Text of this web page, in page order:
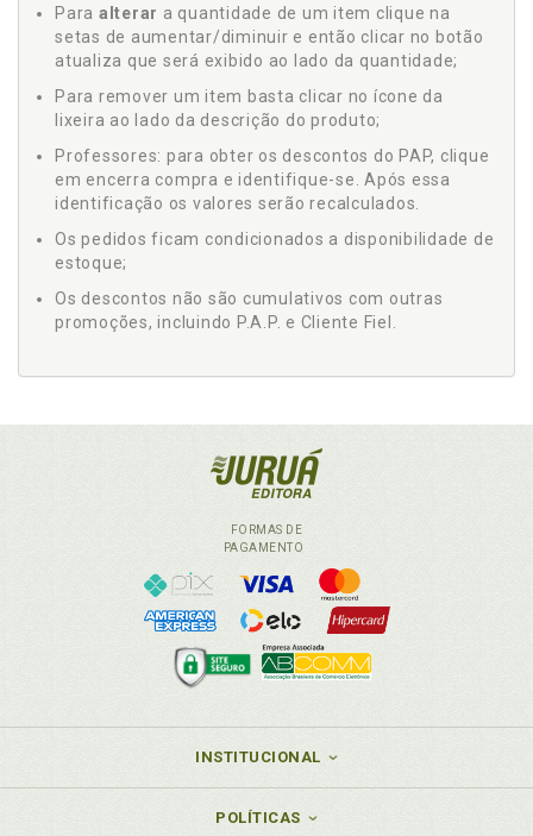
Para alterar a quantidade de um item clique na
setas de aumentar/diminuir e então clicar no botão
atualiza que será exibido ao lado da quantidade;
Para remover um item basta clicar no ícone da
lixeira ao lado da descrição do produto;
Professores: para obter os descontos do PAP, clique
em encerra compra e identifique-se. Após essa
identificação os valores serão recalculados.
Os pedidos ficam condicionados a disponibilidade de
estoque;
Os descontos não são cumulativos com outras
promoções, incluindo P.A.P. e Cliente Fiel.
FORMAS DE
PAGAMENTO
INSTITUCIONAL
POLÍTICAS